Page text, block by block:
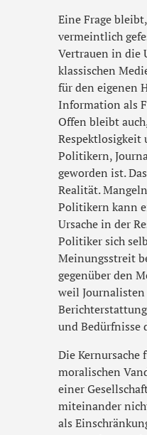
Eine Frage
vermeintlich
Vertrauen in die
klassischen
für den eigenen
Information als
Offen bleibt
Respektlosigkeit
Politikern,
geworden ist.
Realität.
Politikern kann
Ursache in der
Politiker sich
Meinungsstreit
gegenüber den
weil
und Bedürfnisse
Die
moralischen
einer
miteinander
als